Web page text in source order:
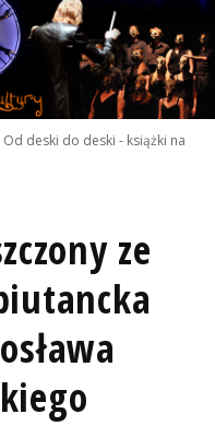
Od deski do deski - książki na
ze